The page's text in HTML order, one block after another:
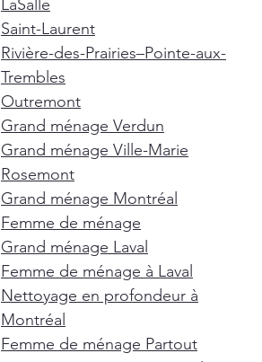
LaSalle
Saint-Laurent
Rivière-des-Prairies–Pointe-aux-
Trembles
Outremont
Grand ménage Verdun
Grand ménage Ville-Marie
Rosemont
Grand ménage Montréal
Femme de ménage
Grand ménage Laval
Femme de ménage à Laval
Nettoyage en profondeur à
Montréal
Femme de ménage Partout